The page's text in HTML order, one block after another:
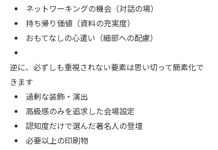
ネットワーキングの機会（対話の場）
持ち帰り価値（資料の充実度）
おもてなしの心遣い（細部への配慮）
逆に、必ずしも重視されない要素は思い切って簡素化で
きます
過剰な装飾・演出
高級感のみを追求した会場設定
認知度だけで選んだ著名人の登壇
必要以上の印刷物